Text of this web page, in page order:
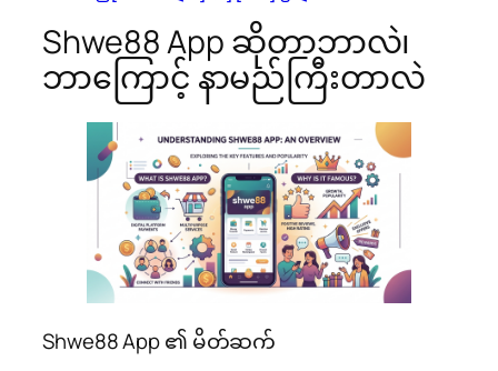
Shwe88 App ဆိုတာဘာလဲ၊
ဘာကြောင့် နာမည်ကြီးတာလဲ
Shwe88 App ၏ မိတ်ဆက်